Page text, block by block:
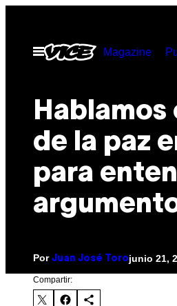
contenido
Abrir
Menú
Magazine
Hablamos
de la paz
para
Por Juan José Torojunio 21,
Compartir: